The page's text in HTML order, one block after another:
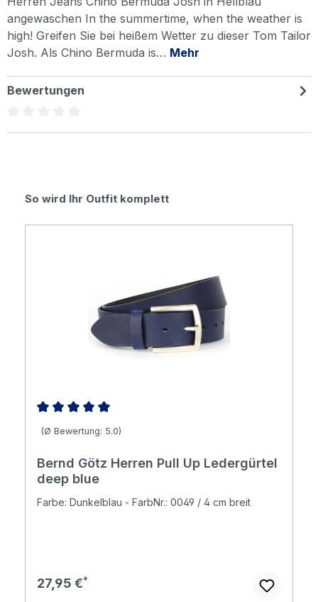
angewaschen In the summertime, when the weather is
high! Greifen Sie bei heißem Wetter zu dieser Tom Tailor
Josh. Als Chino Bermuda is… Mehr
Bewertungen
Produktgalerie überspringen
So wird Ihr Outfit komplett
Durchschnittliche Bewertung von 5 von 5 Sternen
(Ø Bewertung: 5.0)
Bernd Götz Herren Pull Up Ledergürtel
deep blue
Farbe: Dunkelblau - FarbNr.: 0049 / 4 cm breit
Regulärer Preis:
27,95 €